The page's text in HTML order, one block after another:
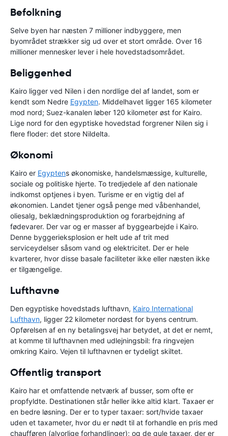
Befolkning
Selve byen har næsten 7 millioner indbyggere, men
byområdet strækker sig ud over et stort område. Over 16
millioner mennesker lever i hele hovedstadsområdet.
Beliggenhed
Kairo ligger ved Nilen i den nordlige del af landet, som er
kendt som Nedre Egypten. Middelhavet ligger 165 kilometer
mod nord; Suez-kanalen løber 120 kilometer øst for Kairo.
Lige nord for den egyptiske hovedstad forgrener Nilen sig i
flere floder: det store Nildelta.
Økonomi
Kairo er Egyptens økonomiske, handelsmæssige, kulturelle,
sociale og politiske hjerte. To tredjedele af den nationale
indkomst optjenes i byen. Turisme er en vigtig del af
økonomien. Landet tjener også penge med våbenhandel,
oliesalg, beklædningsproduktion og forarbejdning af
fødevarer. Der var og er masser af byggearbejde i Kairo.
Denne byggerieksplosion er helt ude af trit med
serviceydelser såsom vand og elektricitet. Der er hele
kvarterer, hvor disse basale faciliteter ikke eller næsten ikke
er tilgængelige.
Lufthavne
Den egyptiske hovedstads lufthavn, Kairo International
Lufthavn, ligger 22 kilometer nordøst for byens centrum.
Opførelsen af en ny betalingsvej har betydet, at det er nemt,
at komme til lufthavnen med udlejningsbil: fra ringvejen
omkring Kairo. Vejen til lufthavnen er tydeligt skiltet.
Offentlig transport
Kairo har et omfattende netværk af busser, som ofte er
propfyldte. Destinationen står heller ikke altid klart. Taxaer er
en bedre løsning. Der er to typer taxaer: sort/hvide taxaer
uden et taxameter, hvor du er nødt til at forhandle en pris med
chaufføren (alvorlige forhandlinger); og de gule taxaer, der er